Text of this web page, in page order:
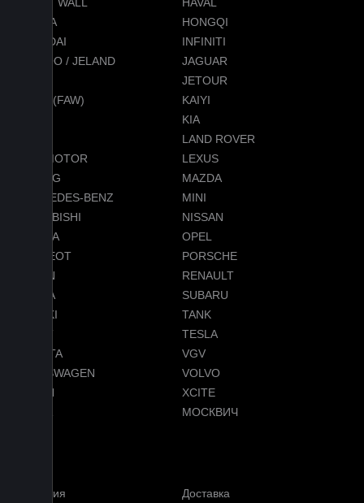
HONDA
HONGQI
HYUNDAI
INFINITI
JAECOO / JELAND
JAGUAR
JETOUR
JETTA (FAW)
KAIYI
KIA
LAND ROVER
LEAPMOTOR
LEXUS
LIXIANG
MAZDA
MERCEDES-BENZ
MINI
MITSUBISHI
NISSAN
OMODA
OPEL
PEUGEOT
PORSCHE
RAVON
RENAULT
SKODA
SUBARU
SUZUKI
TANK
TENET
TESLA
TOYOTA
VGV
VOLKSWAGEN
VOLVO
VOYAH
XCITE
МОСКВИЧ
Гарантия
Доставка